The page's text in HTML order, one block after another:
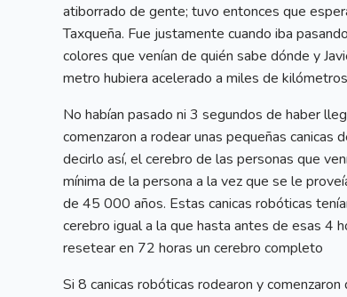
atiborrado de gente; tuvo entonces que
Taxqueña. Fue justamente cuando iba
colores que venían de quién sabe dónde y
metro hubiera acelerado a miles de
No habían pasado ni 3 segundos de haber
comenzaron a rodear unas pequeñas canicas
decirlo así, el cerebro de las personas que
mínima de la persona a la vez que se le
de 45 000 años. Estas canicas robóticas
cerebro igual a la que hasta antes de esas 4
resetear en 72 horas un cerebro completo
Si 8 canicas robóticas rodearon y